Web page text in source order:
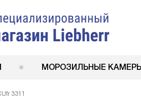
МОРОЗИЛЬНЫЕ КАМЕРЫ
3311